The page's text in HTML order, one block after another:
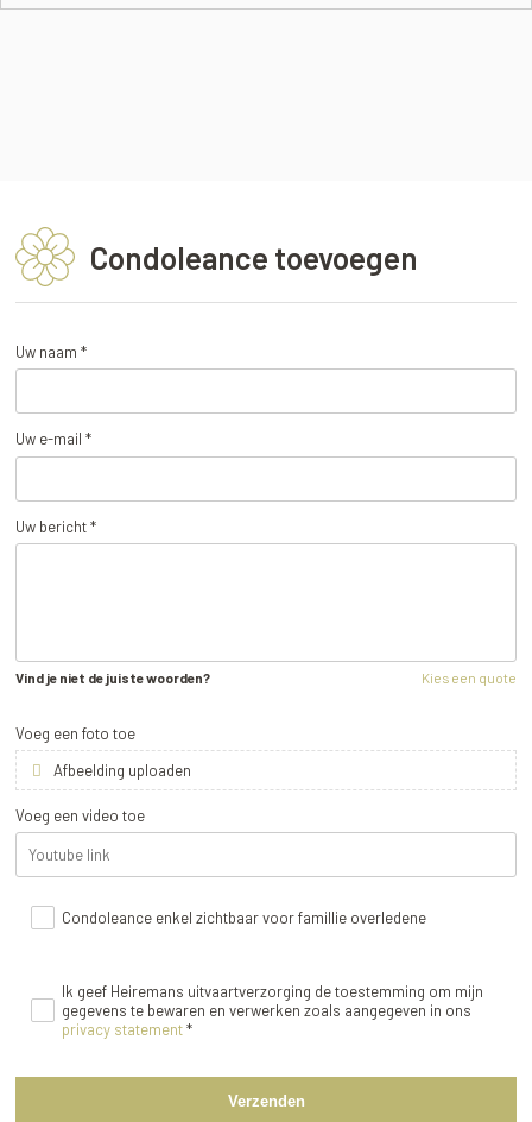
Condoleance toevoegen
Uw naam *
Uw e-mail *
Uw bericht *
Vind je niet de juiste woorden? Kies een quote
Voeg een foto toe
Afbeelding uploaden
Voeg een video toe
Condoleance enkel zichtbaar voor famillie overledene
Ik geef Heiremans uitvaartverzorging de toestemming om mijn
gegevens te bewaren en verwerken zoals aangegeven in ons
privacy statement*
Verzenden